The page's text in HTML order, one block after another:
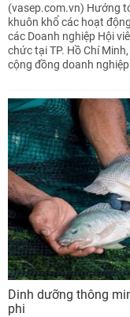
(vasep.com.vn) Hướng
khuôn khổ các hoạt
các Doanh nghiệp Hội
chức tại TP. Hồ Chí
cộng đồng doanh
Dinh dưỡng thông
phi